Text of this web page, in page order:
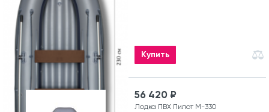
Купить
56 420 ₽
Лодка ПВХ Пилот М-330